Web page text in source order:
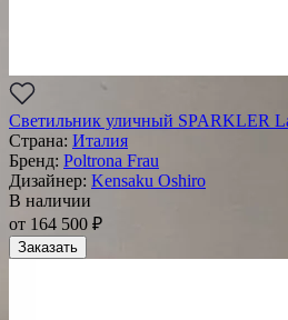
Светильник уличный SPARKLER
Страна: Италия
Бренд: Poltrona Frau
Дизайнер: Kensaku Oshiro
В наличии
от 164 500 ₽
Заказать